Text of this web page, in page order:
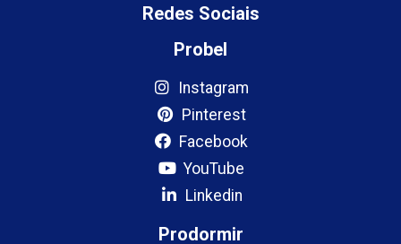
Redes Sociais
Probel
Instagram
Pinterest
Facebook
YouTube
Linkedin
Prodormir